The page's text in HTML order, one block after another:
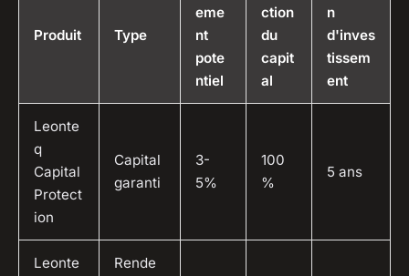
Produit Type
eme
nt
pote
ntiel
ction
du
capit
al
n
d'inves
tissem
ent
Leonte
q
Capital
Protect
ion
Capital
garanti
3-
5%
100
%
5 ans
Leonte
Rende